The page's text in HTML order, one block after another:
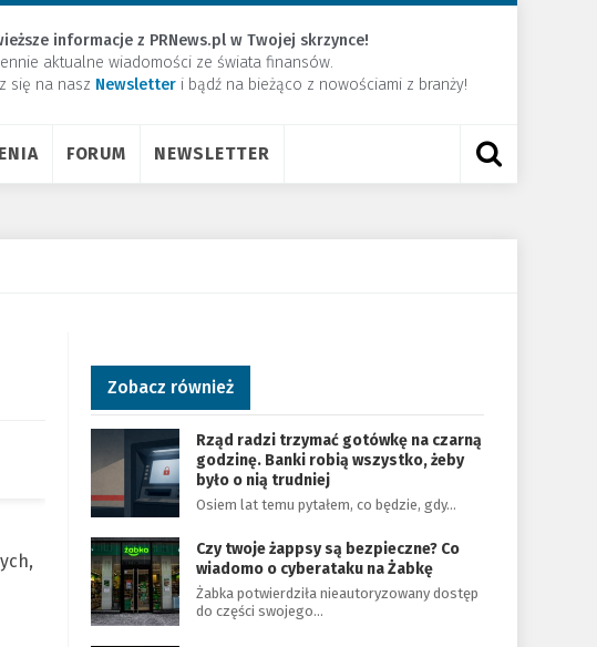
informacje z PRNews.pl w Twojej skrzynce!
aktualne wiadomości ze świata finansów.
się na nasz Newsletter ​i bądź na bieżąco z nowościami z branży!
FORUM NEWSLETTER
Zobacz również
Rząd radzi trzymać gotówkę na czarną
godzinę. Banki robią wszystko, żeby
było o nią trudniej
Osiem lat temu pytałem, co będzie, gdy…
Czy twoje żappsy są bezpieczne? Co
wiadomo o cyberataku na Żabkę
Żabka potwierdziła nieautoryzowany dostęp
do części swojego…